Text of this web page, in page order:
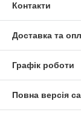
Контакти
Доставка та
Графік роботи
Повна версія